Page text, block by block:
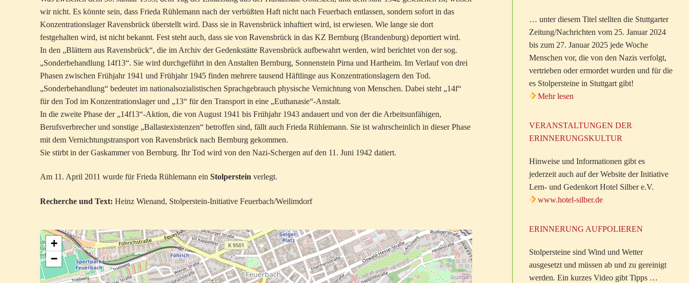
wir nicht. Es könnte sein, dass Frieda Rühlemann nach der verbüßten Haft nicht nach Feuerbach entlassen, sondern sofort in das
Konzentrationslager Ravensbrück überstellt wird. Dass sie in Ravensbrück inhaftiert wird, ist erwiesen. Wie lange sie dort
festgehalten wird, ist nicht bekannt. Fest steht auch, dass sie von Ravensbrück in das KZ Bernburg (Brandenburg) deportiert wird.
In den „Blättern aus Ravensbrück“, die im Archiv der Gedenkstätte Ravensbrück aufbewahrt werden, wird berichtet von der sog.
„Sonderbehandlung 14f13“. Sie wird durchgeführt in den Anstalten Bernburg, Sonnenstein Pirna und Hartheim. Im Verlauf von drei
Phasen zwischen Frühjahr 1941 und Frühjahr 1945 finden mehrere tausend Häftlinge aus Konzentrationslagern den Tod.
„Sonderbehandlung“ bedeutet im nationalsozialistischen Sprachgebrauch physische Vernichtung von Menschen. Dabei steht „14f“
für den Tod im Konzentrationslager und „13“ für den Transport in eine „Euthanasie“-Anstalt.
In die zweite Phase der „14f13“-Aktion, die von August 1941 bis Frühjahr 1943 andauert und von der die Arbeitsunfähigen,
Berufsverbrecher und sonstige „Ballastexistenzen“ betroffen sind, fällt auch Frieda Rühlemann. Sie ist wahrscheinlich in dieser Phase
mit dem Vernichtungstransport von Ravensbrück nach Bernburg gekommen.
Sie stirbt in der Gaskammer von Bernburg. Ihr Tod wird von den Nazi-Schergen auf den 11. Juni 1942 datiert.
Am 11. April 2011 wurde für Frieda Rühlemann ein Stolperstein verlegt.
Recherche und Text: Heinz Wienand, Stolperstein-Initiative Feuerbach/Weilimdorf
+
−
… unter diesem Titel stellten die Stuttgarter
Zeitung/Nachrichten vom 25. Januar 2024
bis zum 27. Januar 2025 jede Woche
Menschen vor, die von den Nazis verfolgt,
vertrieben oder ermordet wurden und für die
es Stolpersteine in Stuttgart gibt!
Mehr lesen
VERANSTALTUNGEN DER
ERINNERUNGSKULTUR
Hinweise und Informationen gibt es
jederzeit auch auf der Website der Initiative
Lern- und Gedenkort Hotel Silber e.V.
www.hotel-silber.de
ERINNERUNG AUFPOLIEREN
Stolpersteine sind Wind und Wetter
ausgesetzt und müssen ab und zu gereinigt
werden. Ein kurzes Video gibt Tipps …